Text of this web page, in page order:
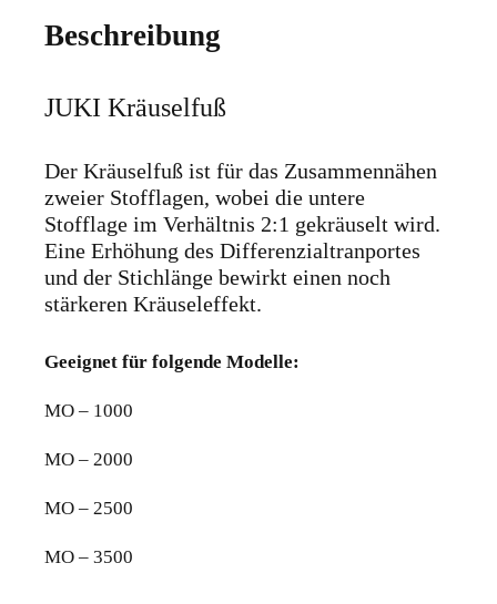
Beschreibung
JUKI Kräuselfuß
Der Kräuselfuß ist für das Zusammennähen
zweier Stofflagen, wobei die untere
Stofflage im Verhältnis 2:1 gekräuselt wird.
Eine Erhöhung des Differenzialtranportes
und der Stichlänge bewirkt einen noch
stärkeren Kräuseleffekt.
Geeignet für folgende Modelle:
MO – 1000
MO – 2000
MO – 2500
MO – 3500